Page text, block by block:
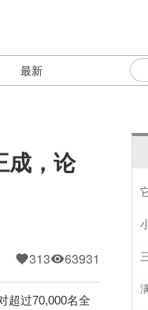
最新
成，论
313 63931
过70,000名全